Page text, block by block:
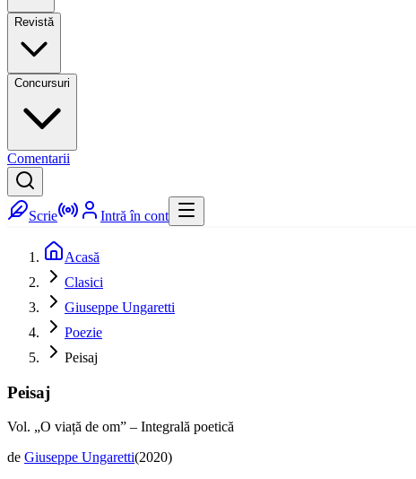
Revistă
Concursuri
Comentarii
Scrie Intră în cont
Acasă
Clasici
Giuseppe Ungaretti
Poezie
Peisaj
Peisaj
Vol. „O viață de om” – Integrală poetică
de Giuseppe Ungaretti(2020)